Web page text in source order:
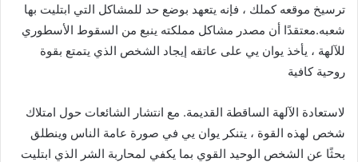
ترسيخ موقعه كملك ، فإنه يتعهد بوضع حد للمشاكل التي ابتليت بها
شعبه.معتقدًا أن مصدر مشاكل مملكته ينبع من السقوط الأسطوري
للآلهة ، يأخذ يوان يي على عاتقه إيجاد الشخص الذي يتمتع بقوة
روحية كافية
لاستعادة الآلهة الساقطة القديمة. مع انتشار الشائعات حول امتلاك
شخص لهذه القوة ، يتنكر يوان يي في صورة عامة الناس وينطلق
بحثًا عن الشخص الوحيد القوي بما يكفي لمحاربة الشر الذي ابتليت